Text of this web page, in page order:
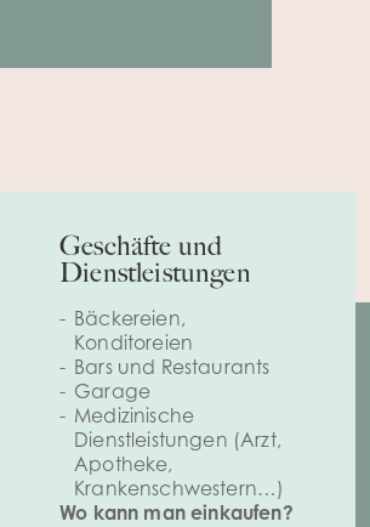
Geschäfte und
Dienstleistungen
Bäckereien,
Konditoreien
Bars und Restaurants
Garage
Medizinische
Dienstleistungen (Arzt,
Apotheke,
Krankenschwestern…)
Wo kann man einkaufen?